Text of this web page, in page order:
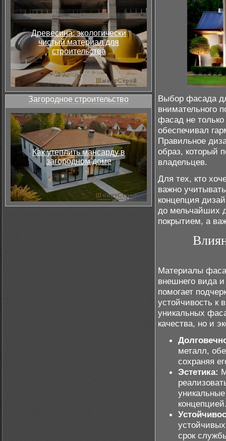
Древесина: экологически
чистый материал для
строительства
Загородное строительство
Как утеплить мансарду в
загородном доме
Выбор фасада
внимательного
фасад не только
обеспечивал
Правильное
образ, который
владельцев.
Для тех, кто
важно
концепция
до мельчайших
покрытием, а
Материалы
внешнего вида
помогает
устойчивость к
уникальных
качества, но и
металл,
сохраняя
Эстетика:
срок